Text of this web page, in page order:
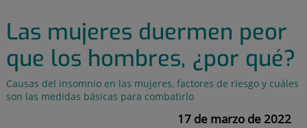
Las mujeres duermen peor
que los hombres, ¿por qué?
Causas del insomnio en las mujeres, factores de riesgo y cuáles
son las medidas básicas para combatirlo
17 de marzo de 2022